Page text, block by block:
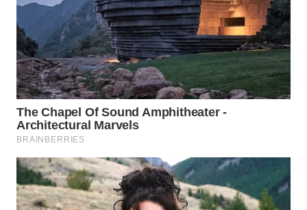
WAHANA
TRAVEL
WAHANA
TV
WAHANANEWS
WAHANANEWS
CO ID